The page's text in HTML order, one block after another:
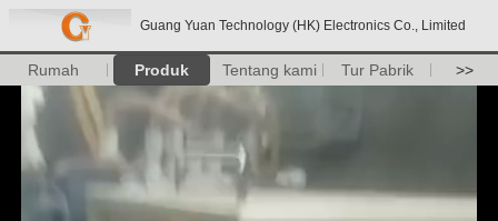
Guang Yuan Technology (HK) Electronics Co., Limited
Rumah Produk Tentang kami Tur Pabrik >>